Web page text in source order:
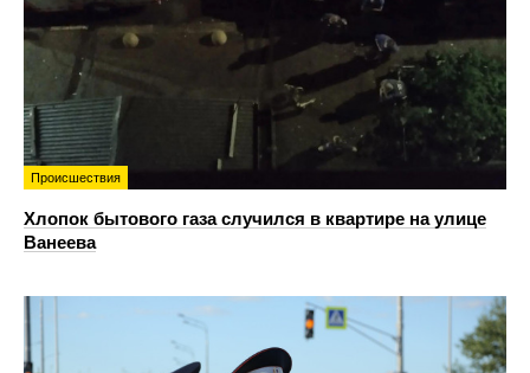
Происшествия
Хлопок бытового газа случился в квартире на улице
Ванеева